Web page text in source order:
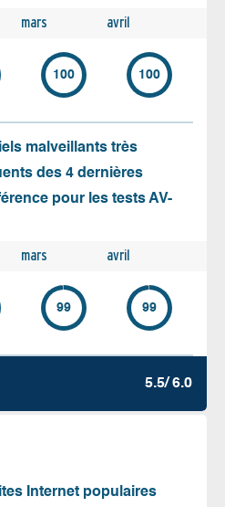
mars avril
100 100
malveillants très
des 4 dernières
pour les tests AV-
mars avril
99 99
5.5/ 6.0
Internet populaires